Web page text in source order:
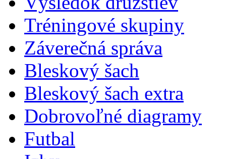
Tréningové skupiny
Záverečná správa
Bleskový šach
Bleskový šach extra
Dobrovoľné diagramy
Futbal